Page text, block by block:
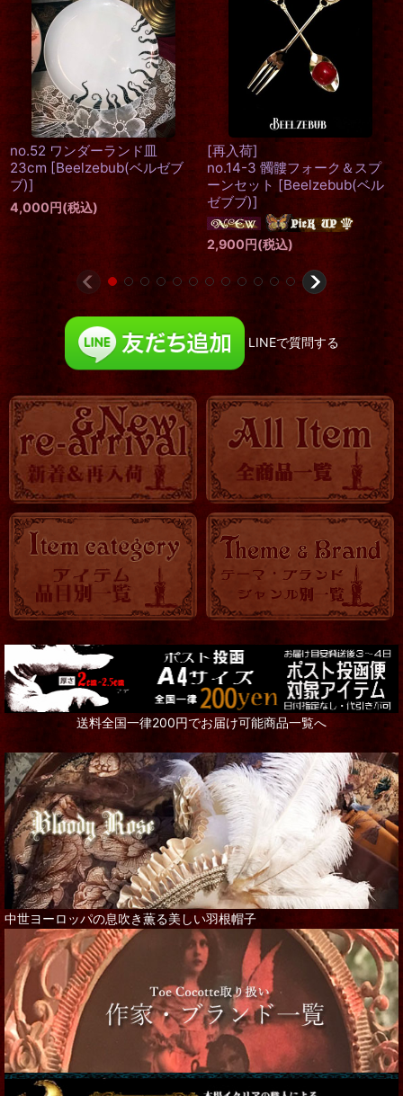
Rose de Reficul et
Guiggles A3ポスター [空の
鳥かご]
800円 (税込)
no.011鳥王 アートポスター
A4サイズ [Beelzebub(ベルゼ
ブブ)]
1,000 円 (税込)
LINEで質問する
送料全国一律200円でお届け可能商品一覧へ
中世ヨーロッパの息吹き薫る美しい羽根帽子